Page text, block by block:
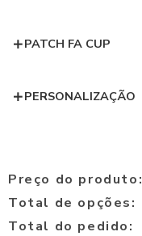
PATCH FA CUP
PERSONALIZAÇÃO
Preço do produto:
Total de opções:
Total do pedido: